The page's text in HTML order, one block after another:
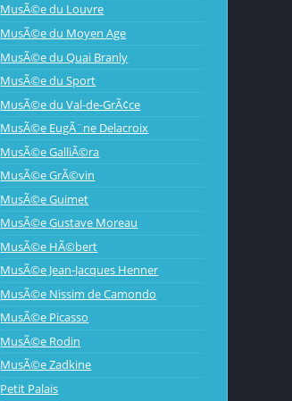
MusÃ©e du Louvre
MusÃ©e du Moyen Age
MusÃ©e du Quai Branly
MusÃ©e du Sport
MusÃ©e du Val-de-GrÃ¢ce
MusÃ©e EugÃ¨ne Delacroix
MusÃ©e GalliÃ©ra
MusÃ©e GrÃ©vin
MusÃ©e Guimet
MusÃ©e Gustave Moreau
MusÃ©e HÃ©bert
MusÃ©e Jean-Jacques Henner
MusÃ©e Nissim de Camondo
MusÃ©e Picasso
MusÃ©e Rodin
MusÃ©e Zadkine
Petit Palais